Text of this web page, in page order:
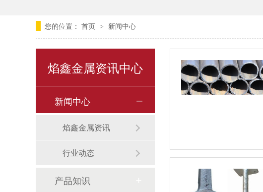
您的位置： 首页 > 新闻中心
焰鑫金属资讯中心
新闻中心
焰鑫金属资讯
行业动态
产品知识